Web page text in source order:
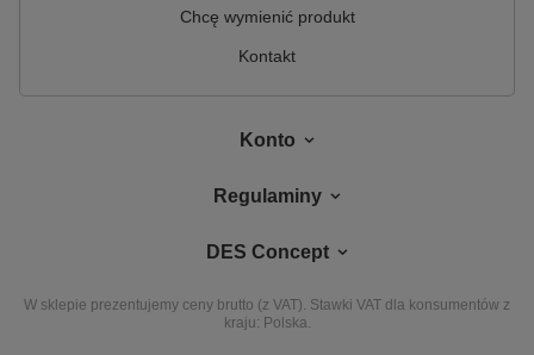
Chcę wymienić produkt
Kontakt
Konto
Regulaminy
DES Concept
W sklepie prezentujemy ceny brutto (z VAT). Stawki VAT dla konsumentów z
kraju: Polska.